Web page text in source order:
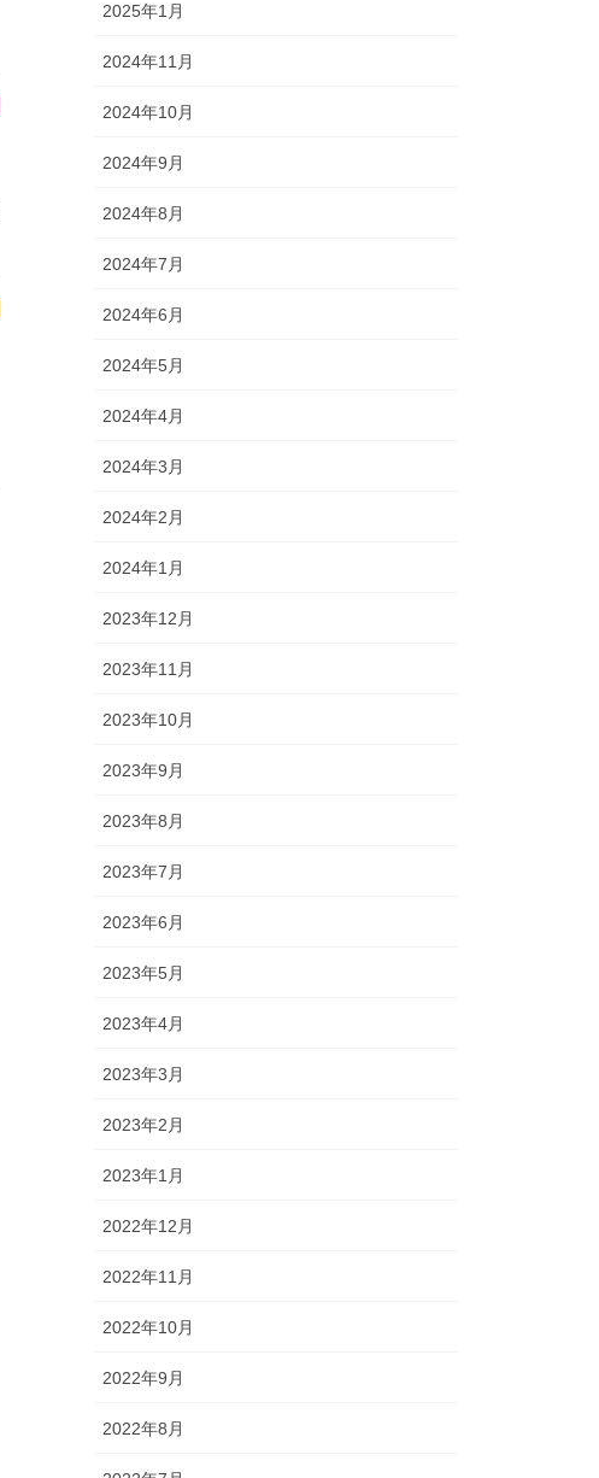
2025年1月
2024年11月
2024年10月
2024年9月
2024年8月
2024年7月
2024年6月
2024年5月
2024年4月
2024年3月
2024年2月
2024年1月
2023年12月
2023年11月
2023年10月
2023年9月
2023年8月
2023年7月
2023年6月
2023年5月
2023年4月
2023年3月
2023年2月
2023年1月
2022年12月
2022年11月
2022年10月
2022年9月
2022年8月